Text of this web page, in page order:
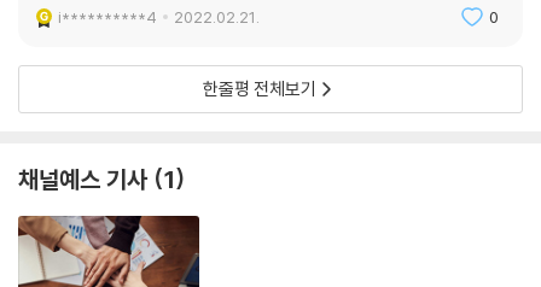
긴장감을 유지하고 팀을 공동체로 발전시키기 위해서는 팀 전체를 이끌어
답을 찾도록 이끌어준다. 코치는 오해로 인한 사람들 사이의 긴장감을 해
소하고, 경쟁 관계인 개개인을 공동의 목표를 위해 협력하는 동료로 만든
다.
코칭은 전문적인 영역이 아니다. 한 팀의 코치로 가장 적합한 사람은 바로
그 팀을 이끄는 관리자다. 위대한 코치 빌 캠벨은 리더의 역할을 한마디로
i**********4 2022.02.21. 0
한줄평 전체보기
채널예스 기사 1